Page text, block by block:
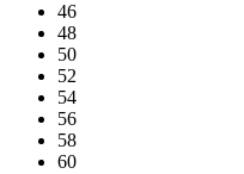
46
48
50
52
54
56
58
60